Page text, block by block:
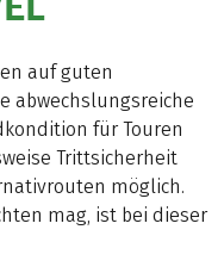
auf guten
abwechslungsreiche
für Touren
Trittsicherheit
möglich.
mag, ist bei dieser